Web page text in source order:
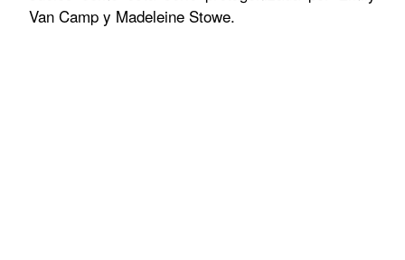
Van Camp y Madeleine Stowe.